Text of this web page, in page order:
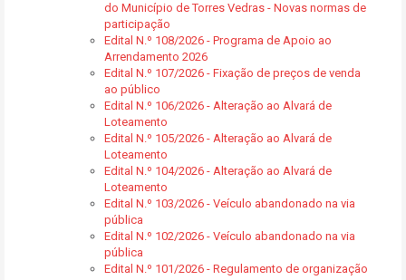
do Município de Torres Vedras - Novas normas de
participação
Edital N.º 108/2026 - Programa de Apoio ao
Arrendamento 2026
Edital N.º 107/2026 - Fixação de preços de venda
ao público
Edital N.º 106/2026 - Alteração ao Alvará de
Loteamento
Edital N.º 105/2026 - Alteração ao Alvará de
Loteamento
Edital N.º 104/2026 - Alteração ao Alvará de
Loteamento
Edital N.º 103/2026 - Veículo abandonado na via
pública
Edital N.º 102/2026 - Veículo abandonado na via
pública
Edital N.º 101/2026 - Regulamento de organização